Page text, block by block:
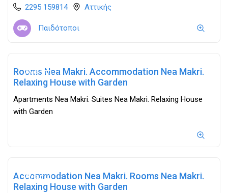
2295 159814 Αττικής
Παιδότοποι
Ανοιχτά
Rooms Nea Makri. Accommodation Nea Makri.
Relaxing House with Garden
Apartments Nea Makri. Suites Nea Makri. Relaxing House
with Garden
Ανοιχτά
Accommodation Nea Makri. Rooms Nea Makri.
Relaxing House with Garden